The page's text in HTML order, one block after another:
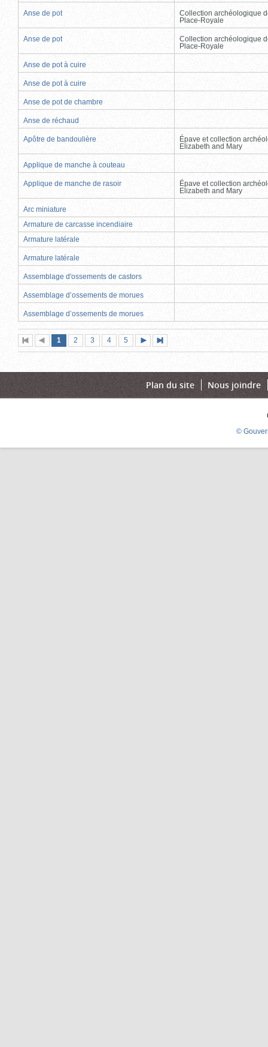
Anse de pot
Collection archéologique
Place-Royale
Anse de pot
Collection archéologique
Place-Royale
Anse de pot à cuire
Anse de pot à cuire
Anse de pot de chambre
Anse de réchaud
Apôtre de bandoulière
Épave et collection
Elizabeth and Mary
Applique de manche à couteau
Applique de manche de rasoir
Épave et collection
Elizabeth and Mary
Arc miniature
Armature de carcasse incendiaire
Armature latérale
Armature latérale
Assemblage d'ossements de castors
Assemblage d’ossements de morues
Assemblage d’ossements de morues
Première
page
Page
précédente
Page
1 (page
actuelle)
Page
2 Page
3 Page
4 Page
5
suivante
page
Plan du site Nous joindre
©